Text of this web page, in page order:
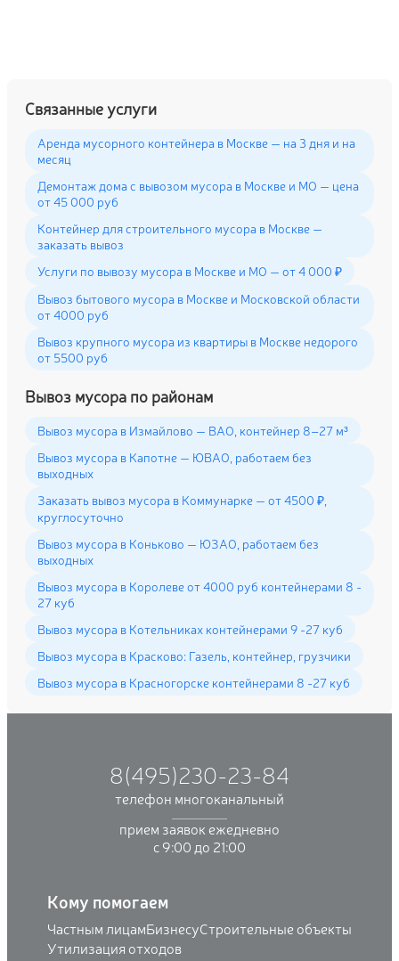
Связанные услуги
Аренда мусорного контейнера в Москве — на 3 дня и на
месяц
Демонтаж дома с вывозом мусора в Москве и МО — цена
от 45 000 руб
Контейнер для строительного мусора в Москве —
заказать вывоз
Услуги по вывозу мусора в Москве и МО — от 4 000 ₽
Вывоз бытового мусора в Москве и Московской области
от 4000 руб
Вывоз крупного мусора из квартиры в Москве недорого
от 5500 руб
Вывоз мусора по районам
Вывоз мусора в Измайлово — ВАО, контейнер 8–27 м³
Вывоз мусора в Капотне — ЮВАО, работаем без
выходных
Заказать вывоз мусора в Коммунарке — от 4500 ₽,
круглосуточно
Вывоз мусора в Коньково — ЮЗАО, работаем без
выходных
Вывоз мусора в Королеве от 4000 руб контейнерами 8 -
27 куб
Вывоз мусора в Котельниках контейнерами 9 -27 куб
Вывоз мусора в Красково: Газель, контейнер, грузчики
Вывоз мусора в Красногорске контейнерами 8 -27 куб
8(495)230-23-84
телефон многоканальный
прием заявок ежедневно
с 9:00 до 21:00
Кому помогаем
Частным лицамБизнесуСтроительные объекты
Утилизация отходов